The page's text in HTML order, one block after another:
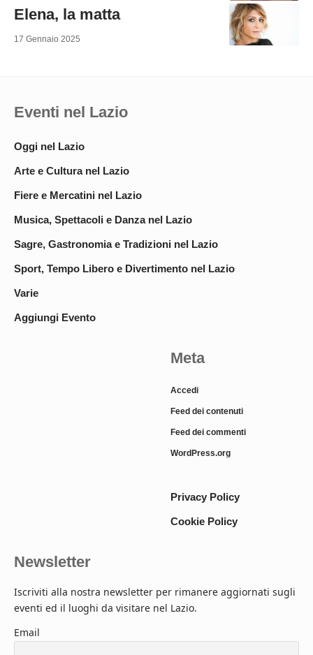
Elena, la matta
17 Gennaio 2025
Eventi nel Lazio
Oggi nel Lazio
Arte e Cultura nel Lazio
Fiere e Mercatini nel Lazio
Musica, Spettacoli e Danza nel Lazio
Sagre, Gastronomia e Tradizioni nel Lazio
Sport, Tempo Libero e Divertimento nel Lazio
Varie
Aggiungi Evento
Meta
Accedi
Feed dei contenuti
Feed dei commenti
WordPress.org
Privacy Policy
Cookie Policy
Newsletter
Iscriviti alla nostra newsletter per rimanere aggiornati sugli
eventi ed il luoghi da visitare nel Lazio.
Email